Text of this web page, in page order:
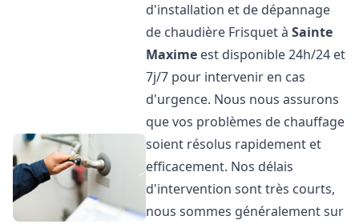
d'installation et de dépannage
de chaudière Frisquet àSainte
Maxime est disponible 24h/24 et
7j/7 pour intervenir en cas
d'urgence. Nous nous assurons
que vos problèmes de chauffage
soient résolus rapidement et
efficacement. Nos délais
d'intervention sont très courts,
nous sommes généralement sur